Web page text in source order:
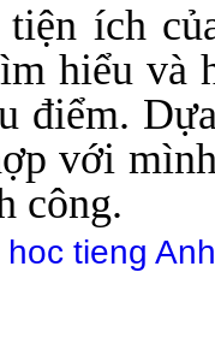
ích
hiểu và
điểm.
với
công.
tieng